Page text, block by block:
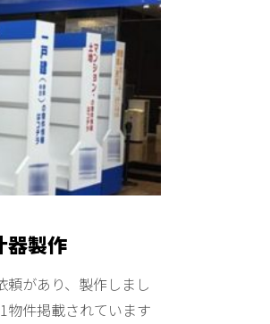
製作
があり、製作しまし
物件掲載されています